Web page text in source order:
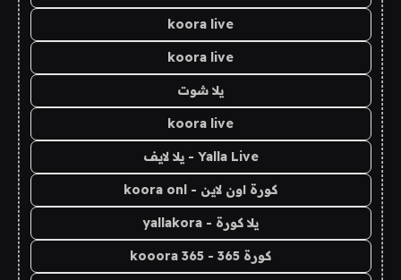
koora live
koora live
يلا شوت
koora live
Yalla Live - يلا لايف
كورة اون لاين - koora onl
يلا كورة - yallakora
كورة 365 - kooora 365